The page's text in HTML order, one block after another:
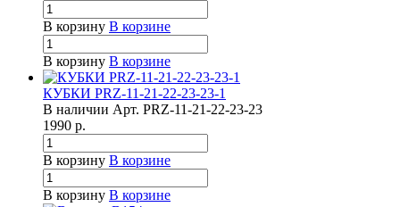
В корзину В корзине
В корзину В корзине
КУБКИ PRZ-11-21-22-23-23-1
В наличии Арт. PRZ-11-21-22-23-23
1990 р.
В корзину В корзине
В корзину В корзине